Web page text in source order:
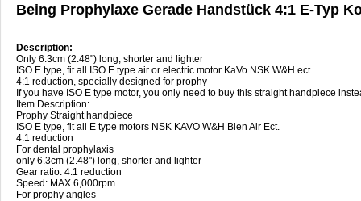
Being Prophylaxe Gerade Handstück 4:1 E-Typ
Description:
Only 6.3cm (2.48") long, shorter and lighter
ISO E type, fit all ISO E type air or electric motor KaVo NSK W&H ect.
4:1 reduction, specially designed for prophy
If you have ISO E type motor, you only need to buy this straight handpiece
Item Description:
Prophy Straight handpiece
ISO E type, fit all E type motors NSK KAVO W&H Bien Air Ect.
4:1 reduction
For dental prophylaxis
only 6.3cm (2.48") long, shorter and lighter
Gear ratio: 4:1 reduction
Speed: MAX 6,000rpm
For prophy angles